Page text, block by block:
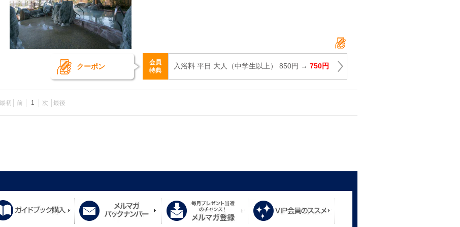
クーポン
会員
特典
入浴料 平日 大人（中学生以上） 850円 → 750円
最初 前 1 次 最後